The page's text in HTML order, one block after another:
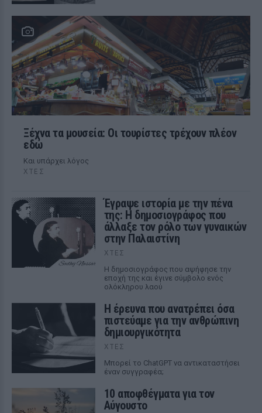
Ξέχνα τα μουσεία: Οι τουρίστες τρέχουν πλέον
εδώ
Και υπάρχει λόγος
ΧΤΕΣ
Έγραψε ιστορία με την πένα
της: Η δημοσιογράφος που
άλλαξε τον ρόλο των γυναικών
στην Παλαιστίνη
ΧΤΕΣ
Η δημοσιογράφος που αψήφησε την
εποχή της και έγινε σύμβολο ενός
ολόκληρου λαού
Η έρευνα που ανατρέπει όσα
πιστεύαμε για την ανθρώπινη
δημιουργικότητα
ΧΤΕΣ
Mπορεί το ChatGPT να αντικαταστήσει
έναν συγγραφέα;
10 αποφθέγματα για τον
Αύγουστο